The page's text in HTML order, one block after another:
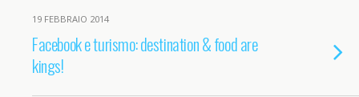
19 FEBBRAIO 2014
Facebook e turismo: destination & food are
kings!